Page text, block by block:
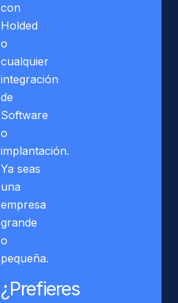
con
Holded
o
cualquier
integración
de
Software
o
implantación.
Ya seas
una
empresa
grande
o
pequeña.
¿Prefieres